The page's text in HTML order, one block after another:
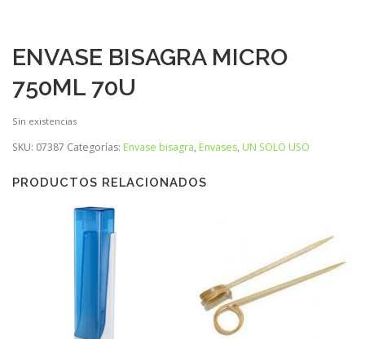
ENVASE BISAGRA MICRO
750ML 70U
Sin existencias
SKU: 07387 Categorías: Envase bisagra, Envases, UN SOLO USO
PRODUCTOS RELACIONADOS